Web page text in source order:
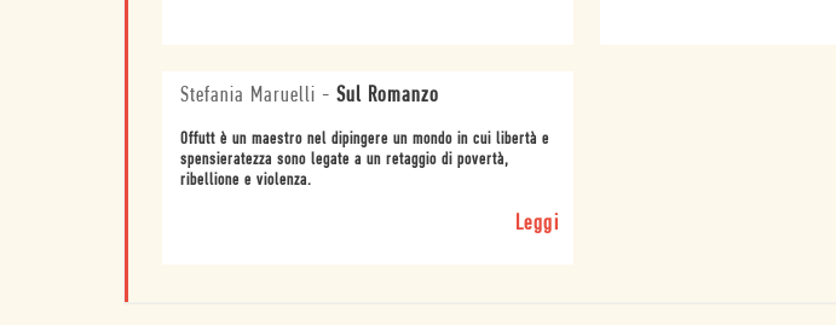
Stefania Maruelli - Sul Romanzo
Offutt è un maestro nel dipingere un mondo in cui libertà e
spensieratezza sono legate a un retaggio di povertà,
ribellione e violenza.
Leggi